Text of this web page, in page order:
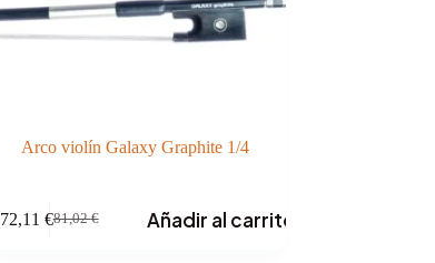
Arco violín Galaxy Graphite 1/4
81,02€
El
72,11 €El
Añadir al carrito